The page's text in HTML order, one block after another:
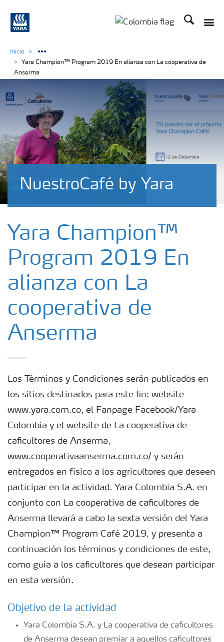
Buscar
NuestroCafé by Yara
Inicio
Yara Champion™ Program 2019 En alianza con La cooperativa de
Anserma
Yara Champion™
Program 2019 En
alianza con La
cooperativa de
Anserma
Los Términos y Condiciones serán publicados en
los sitios destinados para este fin: website
www.yara.com.co, el Fanpage Facebook/Yara
Colombia y el website de La cooperativa de
caficultores de Anserma,
www.cooperativaanserma.com.co/ y serán
entregados en físico a los agricultores que deseen
participar en la actividad. Yara Colombia S.A. en
conjunto con La cooperativa de caficultores de
Anserma llevará a cabo la sexta versión del Yara
Champion™ Program Café 2019, y presenta a
continuación los términos y condiciones de este,
como guía a los caficultores que desean participar
en esta versión.
Objetivo de la actividad
Yara Colombia S.A. y La cooperativa de caficultores
de Anserma desean premiar a aquellos caficultores